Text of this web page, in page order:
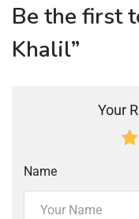
Be the first
Khalil”
Your
Name